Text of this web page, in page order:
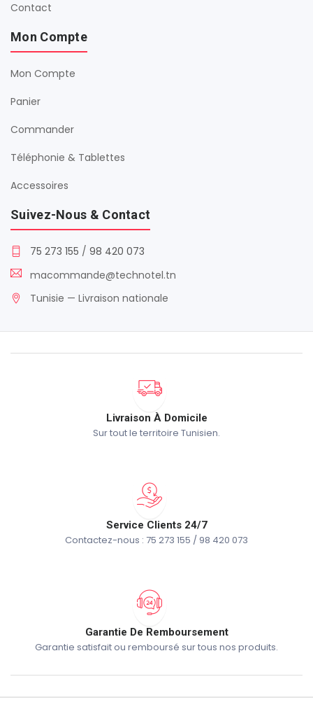
Contact
Mon Compte
Mon Compte
Panier
Commander
Téléphonie & Tablettes
Accessoires
Suivez-Nous & Contact
75 273 155 / 98 420 073
macommande@technotel.tn
Tunisie — Livraison nationale
Livraison À Domicile
Sur tout le territoire Tunisien.
Service Clients 24/7
Contactez-nous : 75 273 155 / 98 420 073
Garantie De Remboursement
Garantie satisfait ou remboursé sur tous nos produits.